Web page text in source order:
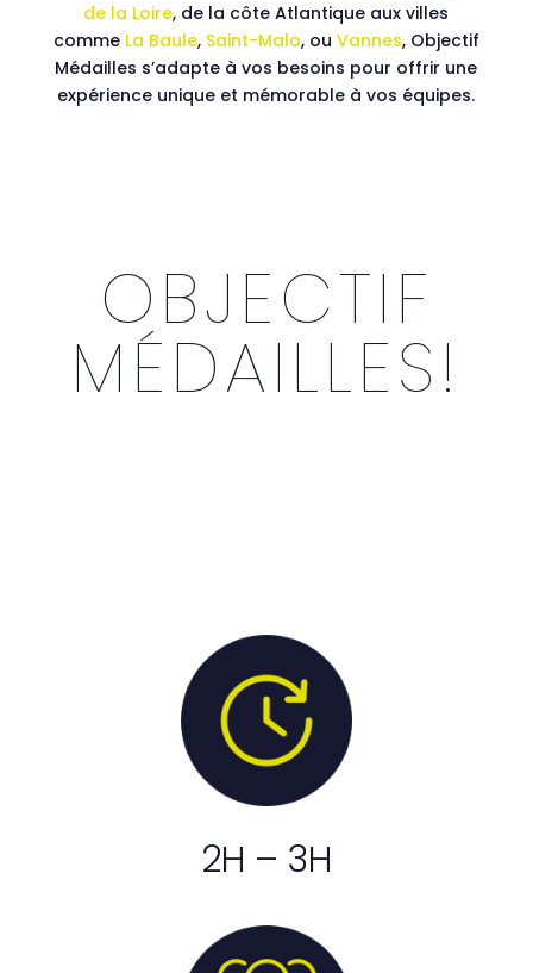
de la Loire, de la côte Atlantique aux villes
comme La Baule, Saint-Malo, ou Vannes, Objectif
Médailles s’adapte à vos besoins pour offrir une
expérience unique et mémorable à vos équipes.
OBJECTIF
MÉDAILLES!
2H – 3H